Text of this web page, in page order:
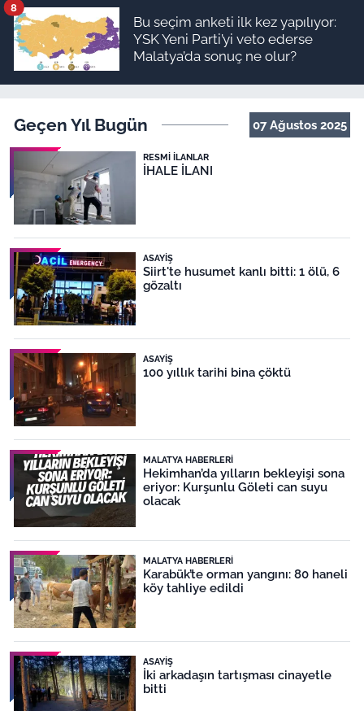
Bu seçim anketi ilk kez yapılıyor:
YSK Yeni Parti’yi veto ederse
Malatya’da sonuç ne olur?
8
Geçen Yıl Bugün 07 Ağustos 2025
RESMI İLANLAR
İHALE İLANI
ASAYIŞ
Siirt'te husumet kanlı bitti: 1 ölü, 6
gözaltı
ASAYIŞ
100 yıllık tarihi bina çöktü
MALATYA HABERLERI
Hekimhan’da yılların bekleyişi sona
eriyor: Kurşunlu Göleti can suyu
olacak
MALATYA HABERLERI
Karabük’te orman yangını: 80 haneli
köy tahliye edildi
ASAYIŞ
İki arkadaşın tartışması cinayetle
bitti